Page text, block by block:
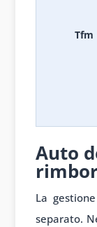
Tfm
Auto
La
separato.